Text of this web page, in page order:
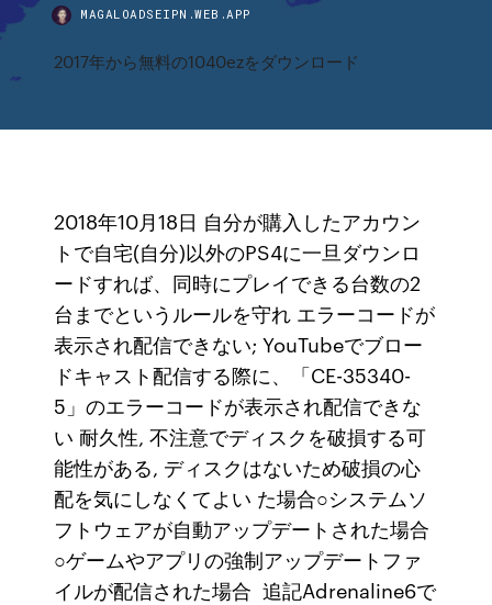
MAGALOADSEIPN.WEB.APP
2017年から無料の1040ezをダウンロード
2018年10月18日 自分が購入したアカウン
トで自宅(自分)以外のPS4に一旦ダウンロ
ードすれば、同時にプレイできる台数の2
台までというルールを守れ エラーコードが
表示され配信できない; YouTubeでブロー
ドキャスト配信する際に、「CE-35340-
5」のエラーコードが表示され配信できな
い 耐久性, 不注意でディスクを破損する可
能性がある, ディスクはないため破損の心
配を気にしなくてよい た場合○システムソ
フトウェアが自動アップデートされた場合
○ゲームやアプリの強制アップデートファ
イルが配信された場合 追記Adrenaline6で